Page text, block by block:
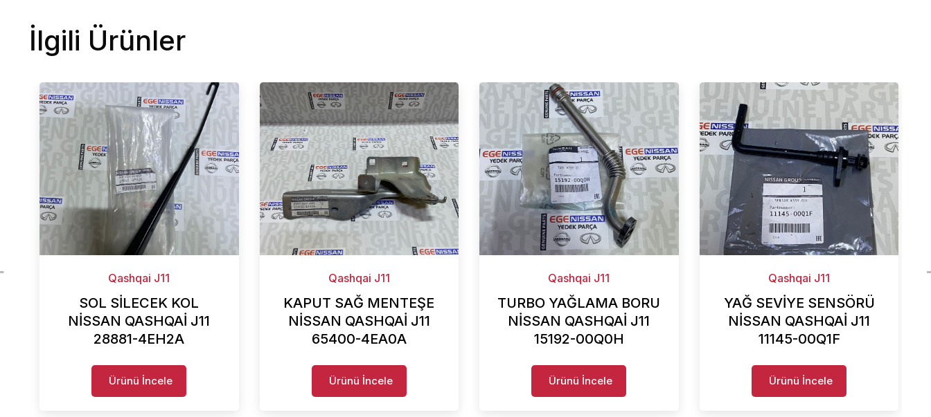
İlgili Ürünler
Qashqai J11
SOL SİLECEK KOL
NİSSAN QASHQAİ J11
28881-4EH2A
Ürünü İncele
Qashqai J11
KAPUT SAĞ MENTEŞE
NİSSAN QASHQAİ J11
65400-4EA0A
Ürünü İncele
Qashqai J11
TURBO YAĞLAMA BORU
NİSSAN QASHQAİ J11
15192-00Q0H
Ürünü İncele
Qashqai J11
YAĞ SEVİYE SENSÖRÜ
NİSSAN QASHQAİ J11
11145-00Q1F
Ürünü İncele